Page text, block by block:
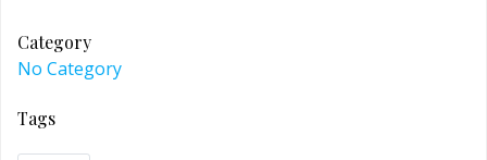
Category
No Category
Tags